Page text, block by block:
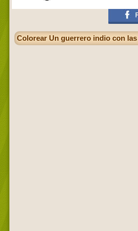
Colorear Un guerrero indio con